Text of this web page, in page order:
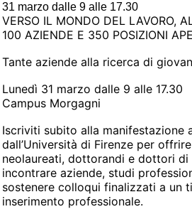
31 marzo dalle 9 alle 17.30
VERSO IL MONDO DEL LAVORO,
100 AZIENDE E 350 POSIZIONI
Tante aziende alla ricerca di
Lunedì 31 marzo dalle 9 alle 17.30
Campus Morgagni
Iscriviti subito alla manifestazione
dall’Università di Firenze per
neolaureati, dottorandi e dottori di
incontrare aziende, studi
sostenere colloqui finalizzati a un
inserimento professionale.